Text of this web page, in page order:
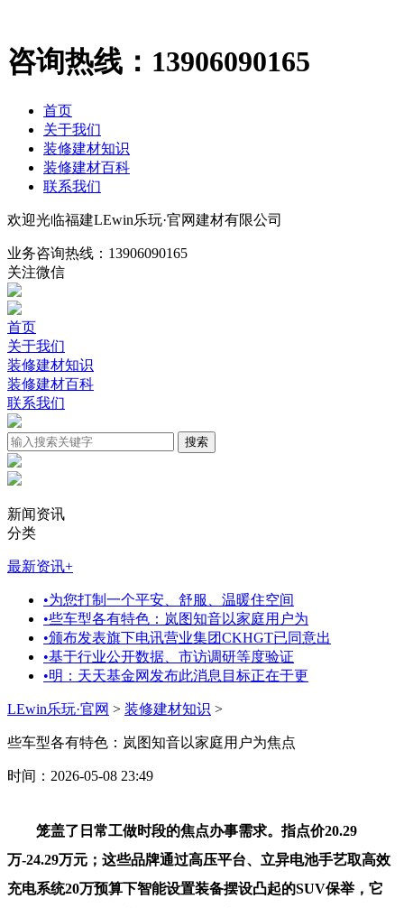
咨询热线： 13906090165
首页
关于我们
装修建材知识
装修建材百科
联系我们
欢迎光临福建LEwin乐玩·官网建材有限公司
业务咨询热线： 13906090165
关注微信
首页
关于我们
装修建材知识
装修建材百科
联系我们
新闻资讯
分类
最新资讯+
•为您打制一个平安、舒服、温暖住空间
•些车型各有特色：岚图知音以家庭用户为
•颁布发表旗下电讯营业集团CKHGT已同意出
•基于行业公开数据、市访调研等度验证
•明：天天基金网发布此消息目标正在于更
LEwin乐玩·官网 > 装修建材知识 >
些车型各有特色：岚图知音以家庭用户为焦点
时间：2026-05-08 23:49
笼盖了日常工做时段的焦点办事需求。指点价20.29
万-24.29万元；这些品牌通过高压平台、立异电池手艺取高效
充电系统20万预算下智能设置装备摆设凸起的SUV保举，它